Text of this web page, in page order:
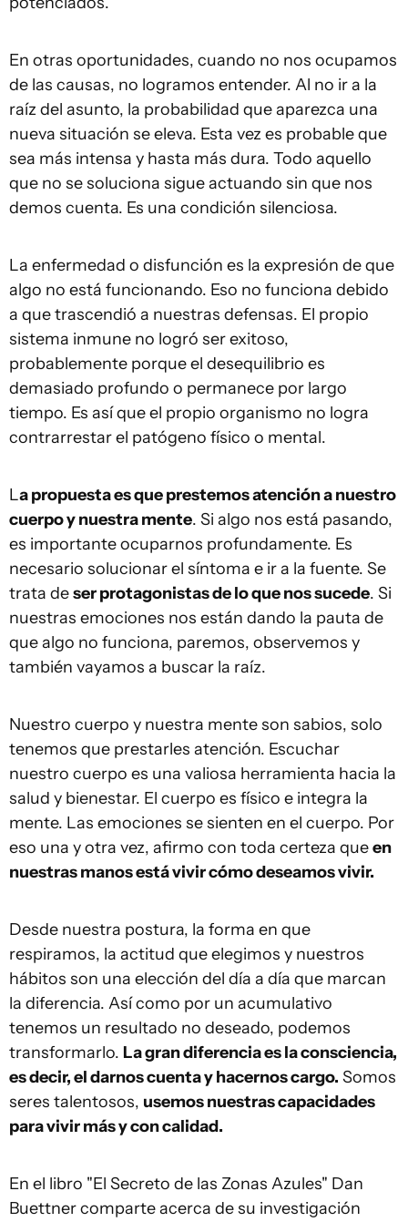
En otras oportunidades, cuando no nos ocupamos
de las causas, no logramos entender. Al no ir a la
raíz del asunto, la probabilidad que aparezca una
nueva situación se eleva. Esta vez es probable que
sea más intensa y hasta más dura. Todo aquello
que no se soluciona sigue actuando sin que nos
demos cuenta. Es una condición silenciosa.
La enfermedad o disfunción es la expresión de que
algo no está funcionando. Eso no funciona debido
a que trascendió a nuestras defensas. El propio
sistema inmune no logró ser exitoso,
probablemente porque el desequilibrio es
demasiado profundo o permanece por largo
tiempo. Es así que el propio organismo no logra
contrarrestar el patógeno físico o mental.
La propuesta es que prestemos atención a nuestro
cuerpo y nuestra mente. Si algo nos está pasando,
es importante ocuparnos profundamente. Es
necesario solucionar el síntoma e ir a la fuente. Se
trata deser protagonistas de lo que nos sucede. Si
nuestras emociones nos están dando la pauta de
que algo no funciona, paremos, observemos y
también vayamos a buscar la raíz.
Nuestro cuerpo y nuestra mente son sabios, solo
tenemos que prestarles atención. Escuchar
nuestro cuerpo es una valiosa herramienta hacia la
salud y bienestar. El cuerpo es físico e integra la
mente. Las emociones se sienten en el cuerpo. Por
eso una y otra vez, afirmo con toda certeza queen
nuestras manos está vivir cómo deseamos vivir.
Desde nuestra postura, la forma en que
respiramos, la actitud que elegimos y nuestros
hábitos son una elección del día a día que marcan
la diferencia. Así como por un acumulativo
tenemos un resultado no deseado, podemos
transformarlo. La gran diferencia es la consciencia,
es decir, el darnos cuenta y hacernos cargo. Somos
seres talentosos, usemos nuestras capacidades
para vivir más y con calidad.
En el libro "El Secreto de las Zonas Azules" Dan
Buettner comparte acerca de su investigación